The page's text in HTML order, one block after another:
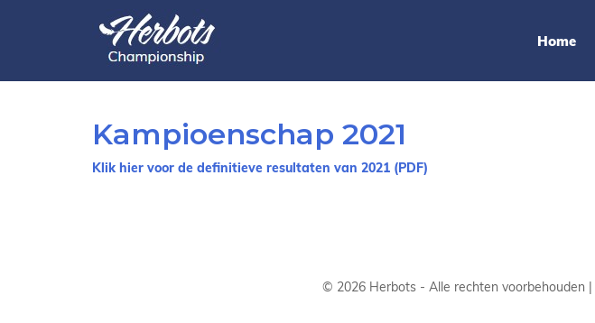
Home
Kampioenschap 2021
Klik hier voor de definitieve resultaten van 2021 (PDF)
© 2026 Herbots - Alle rechten voorbehouden |